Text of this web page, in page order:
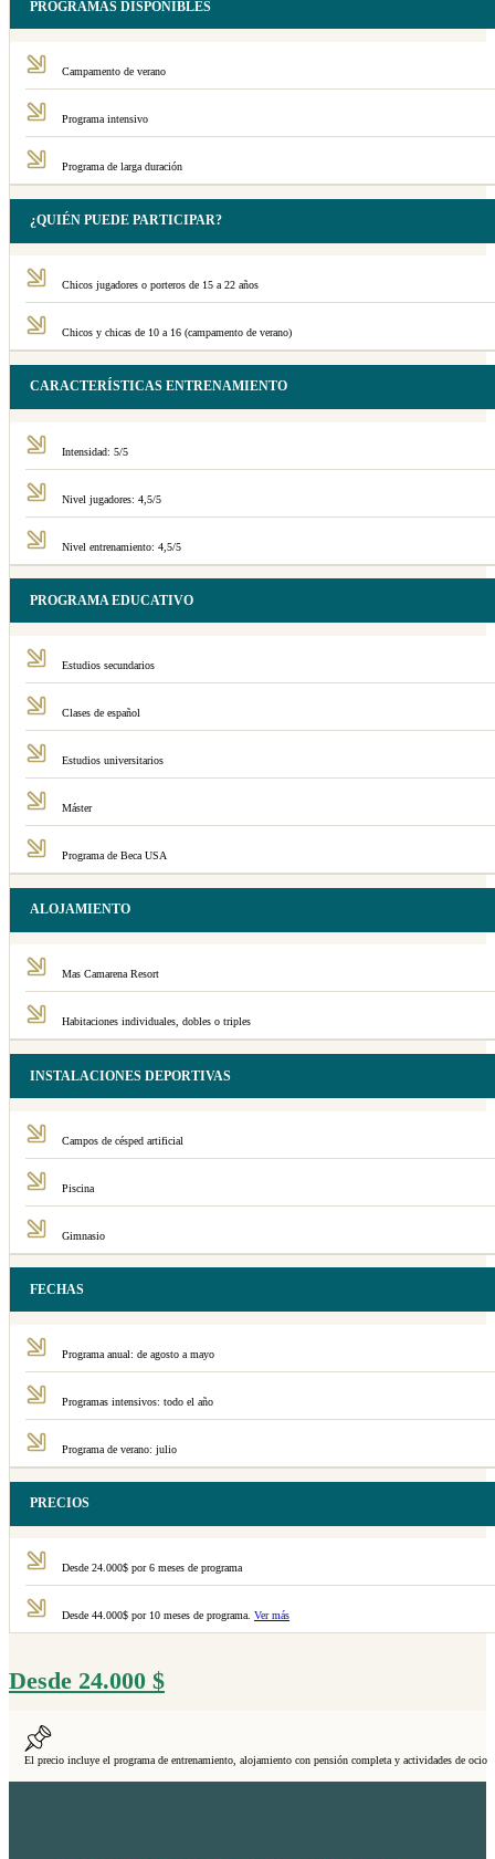
PROGRAMAS DISPONIBLES
Campamento de verano
Programa intensivo
Programa de larga duración
¿QUIÉN PUEDE PARTICIPAR?
Chicos jugadores o porteros de 15 a 22 años
Chicos y chicas de 10 a 16 (campamento de verano)
CARACTERÍSTICAS ENTRENAMIENTO
Intensidad: 5/5
Nivel jugadores: 4,5/5
Nivel entrenamiento: 4,5/5
PROGRAMA EDUCATIVO
Estudios secundarios
Clases de español
Estudios universitarios
Máster
Programa de Beca USA
ALOJAMIENTO
Mas Camarena Resort
Habitaciones individuales, dobles o triples
INSTALACIONES DEPORTIVAS
Campos de césped artificial
Piscina
Gimnasio
FECHAS
Programa anual: de agosto a mayo
Programas intensivos: todo el año
Programa de verano: julio
PRECIOS
Desde 24.000$ por 6 meses de programa
Desde 44.000$ por 10 meses de programa. Ver más
Desde 24.000 $
El precio incluye el programa de entrenamiento, alojamiento con pensión completa y actividades de ocio